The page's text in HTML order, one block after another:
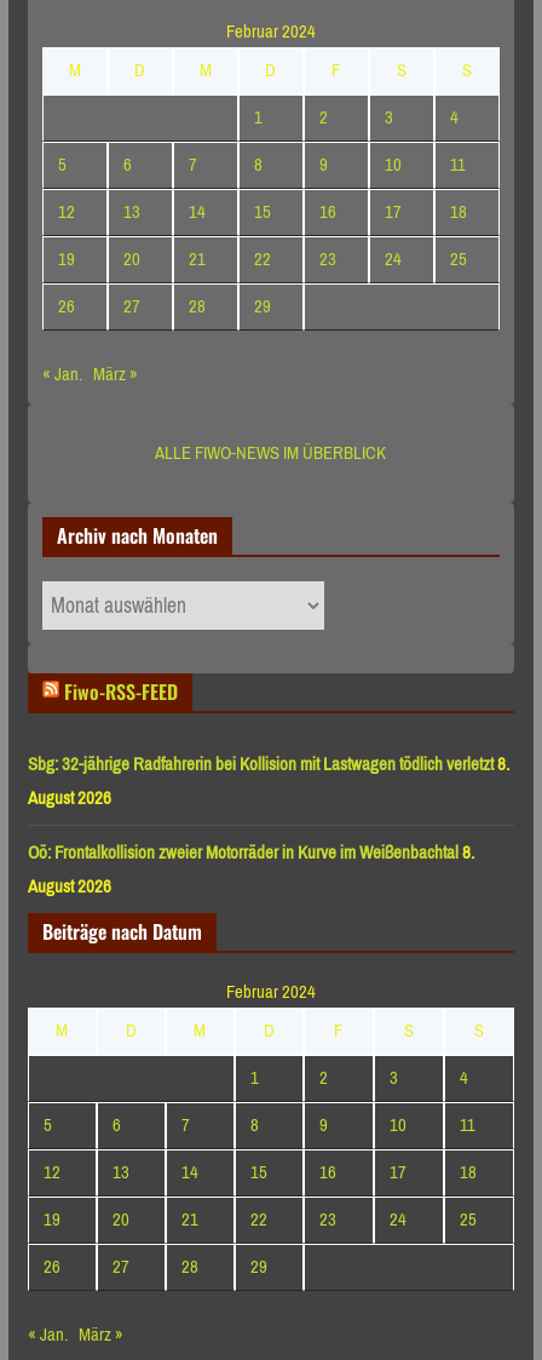
Februar 2024
M
D M D F S
S
1
2 3
4
5
6 7 8 9 10
11
12
13 14 15 16 17
18
19
20 21 22 23 24
25
26
27 28
29
« Jan. März »
ALLE FIWO-NEWS IM ÜBERBLICK
Archiv nach Monaten
Archiv
nach
Fiwo-RSS-FEED
Sbg: 32-jährige Radfahrerin bei Kollision mit Lastwagen tödlich verletzt8.
August 2026
Oö: Frontalkollision zweier Motorräder in Kurve im Weißenbachtal8.
August 2026
Beiträge nach Datum
Februar 2024
M
D M D F S
S
1
2 3
4
5
6 7 8 9 10
11
12
13 14 15 16 17
18
19
20 21 22 23 24
25
26
27 28
29
« Jan. März »